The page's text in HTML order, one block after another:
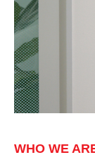
WHO WE